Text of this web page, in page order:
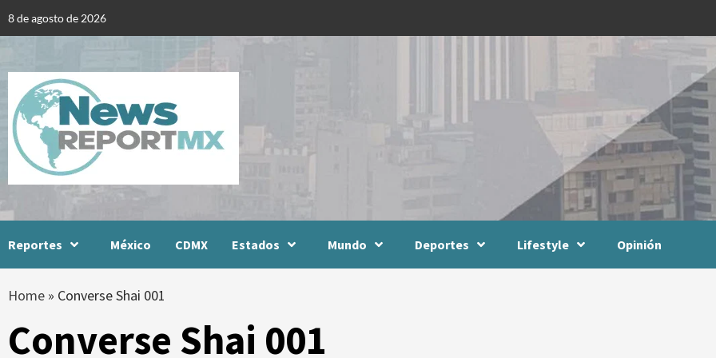
8 de agosto de 2026
Reportes México CDMX Estados Mundo Deportes Lifestyle Opinión
Home » Converse Shai 001
Converse Shai 001